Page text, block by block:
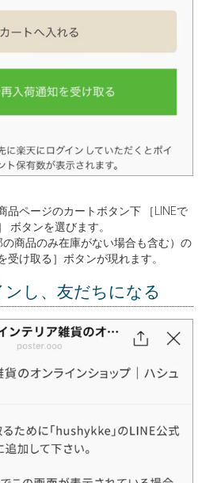
品ページのカートボタン下 ［LINEで
ボタンを選びます。
商品のみ在庫がない場合も含む）の
受け取る］ボタンが現れます。
ンし、友だちになる